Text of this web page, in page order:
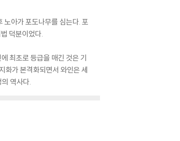
노아가 포도나무를 심는다. 포
덕분이었다.
최초로 등급을 매긴 것은 기
화가 본격화되면서 와인은 세
역사다.